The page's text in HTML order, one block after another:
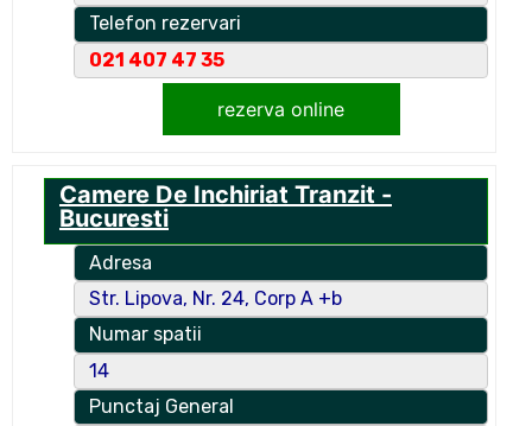
Telefon rezervari
021 407 47 35
rezerva online
Camere De Inchiriat Tranzit -
Bucuresti
Adresa
Str. Lipova, Nr. 24, Corp A +b
Numar spatii
14
Punctaj General